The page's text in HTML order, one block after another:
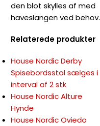
den blot skylles af med
haveslangen ved behov.
Relaterede produkter
House Nordic Derby
Spisebordsstol sælges i
interval af 2 stk
House Nordic Alture
Hynde
House Nordic Oviedo